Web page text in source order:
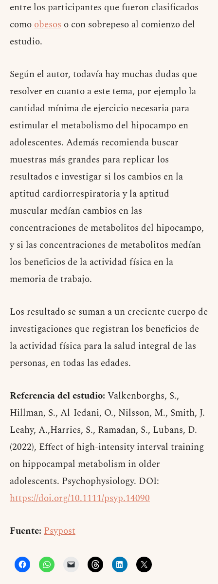
entre los participantes que fueron clasificados
comoobesos o con sobrepeso al comienzo del
estudio.
Según el autor, todavía hay muchas dudas que
resolver en cuanto a este tema, por ejemplo la
cantidad mínima de ejercicio necesaria para
estimular el metabolismo del hipocampo en
adolescentes. Además recomienda buscar
muestras más grandes para replicar los
resultados e investigar si los cambios en la
aptitud cardiorrespiratoria y la aptitud
muscular medían cambios en las
concentraciones de metabolitos del hipocampo,
y si las concentraciones de metabolitos medían
los beneficios de la actividad física en la
memoria de trabajo.
Los resultado se suman a un creciente cuerpo de
investigaciones que registran los beneficios de
la actividad física para la salud integral de las
personas, en todas las edades.
Referencia del estudio: Valkenborghs, S.,
Hillman, S., Al-Iedani, O., Nilsson, M., Smith, J.
Leahy, A.,Harries, S., Ramadan, S., Lubans, D.
(2022), Effect of high-intensity interval training
on hippocampal metabolism in older
adolescents. Psychophysiology. DOI:
https://doi.org/10.1111/psyp.14090
Fuente: Psypost